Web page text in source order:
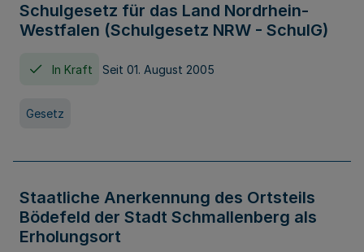
Schulgesetz für das Land Nordrhein-
Westfalen (Schulgesetz NRW - SchulG)
In Kraft Seit 01. August 2005
Gesetz
Staatliche Anerkennung des Ortsteils
Bödefeld der Stadt Schmallenberg als
Erholungsort